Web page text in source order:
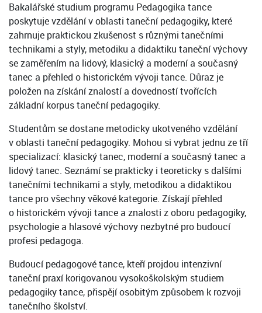
Bakalářské studium programu Pedagogika tance
poskytuje vzdělání v oblasti taneční pedagogiky, které
zahrnuje praktickou zkušenost s různými tanečními
technikami a styly, metodiku a didaktiku taneční výchovy
se zaměřením na lidový, klasický a moderní a současný
tanec a přehled o historickém vývoji tance. Důraz je
položen na získání znalostí a dovedností tvořících
základní korpus taneční pedagogiky.
Studentům se dostane metodicky ukotveného vzdělání
v oblasti taneční pedagogiky. Mohou si vybrat jednu ze tří
specializací: klasický tanec, moderní a současný tanec a
lidový tanec. Seznámí se prakticky i teoreticky s dalšími
tanečními technikami a styly, metodikou a didaktikou
tance pro všechny věkové kategorie. Získají přehled
o historickém vývoji tance a znalosti z oboru pedagogiky,
psychologie a hlasové výchovy nezbytné pro budoucí
profesi pedagoga.
Budoucí pedagogové tance, kteří projdou intenzivní
taneční praxí korigovanou vysokoškolským studiem
pedagogiky tance, přispějí osobitým způsobem k rozvoji
tanečního školství.